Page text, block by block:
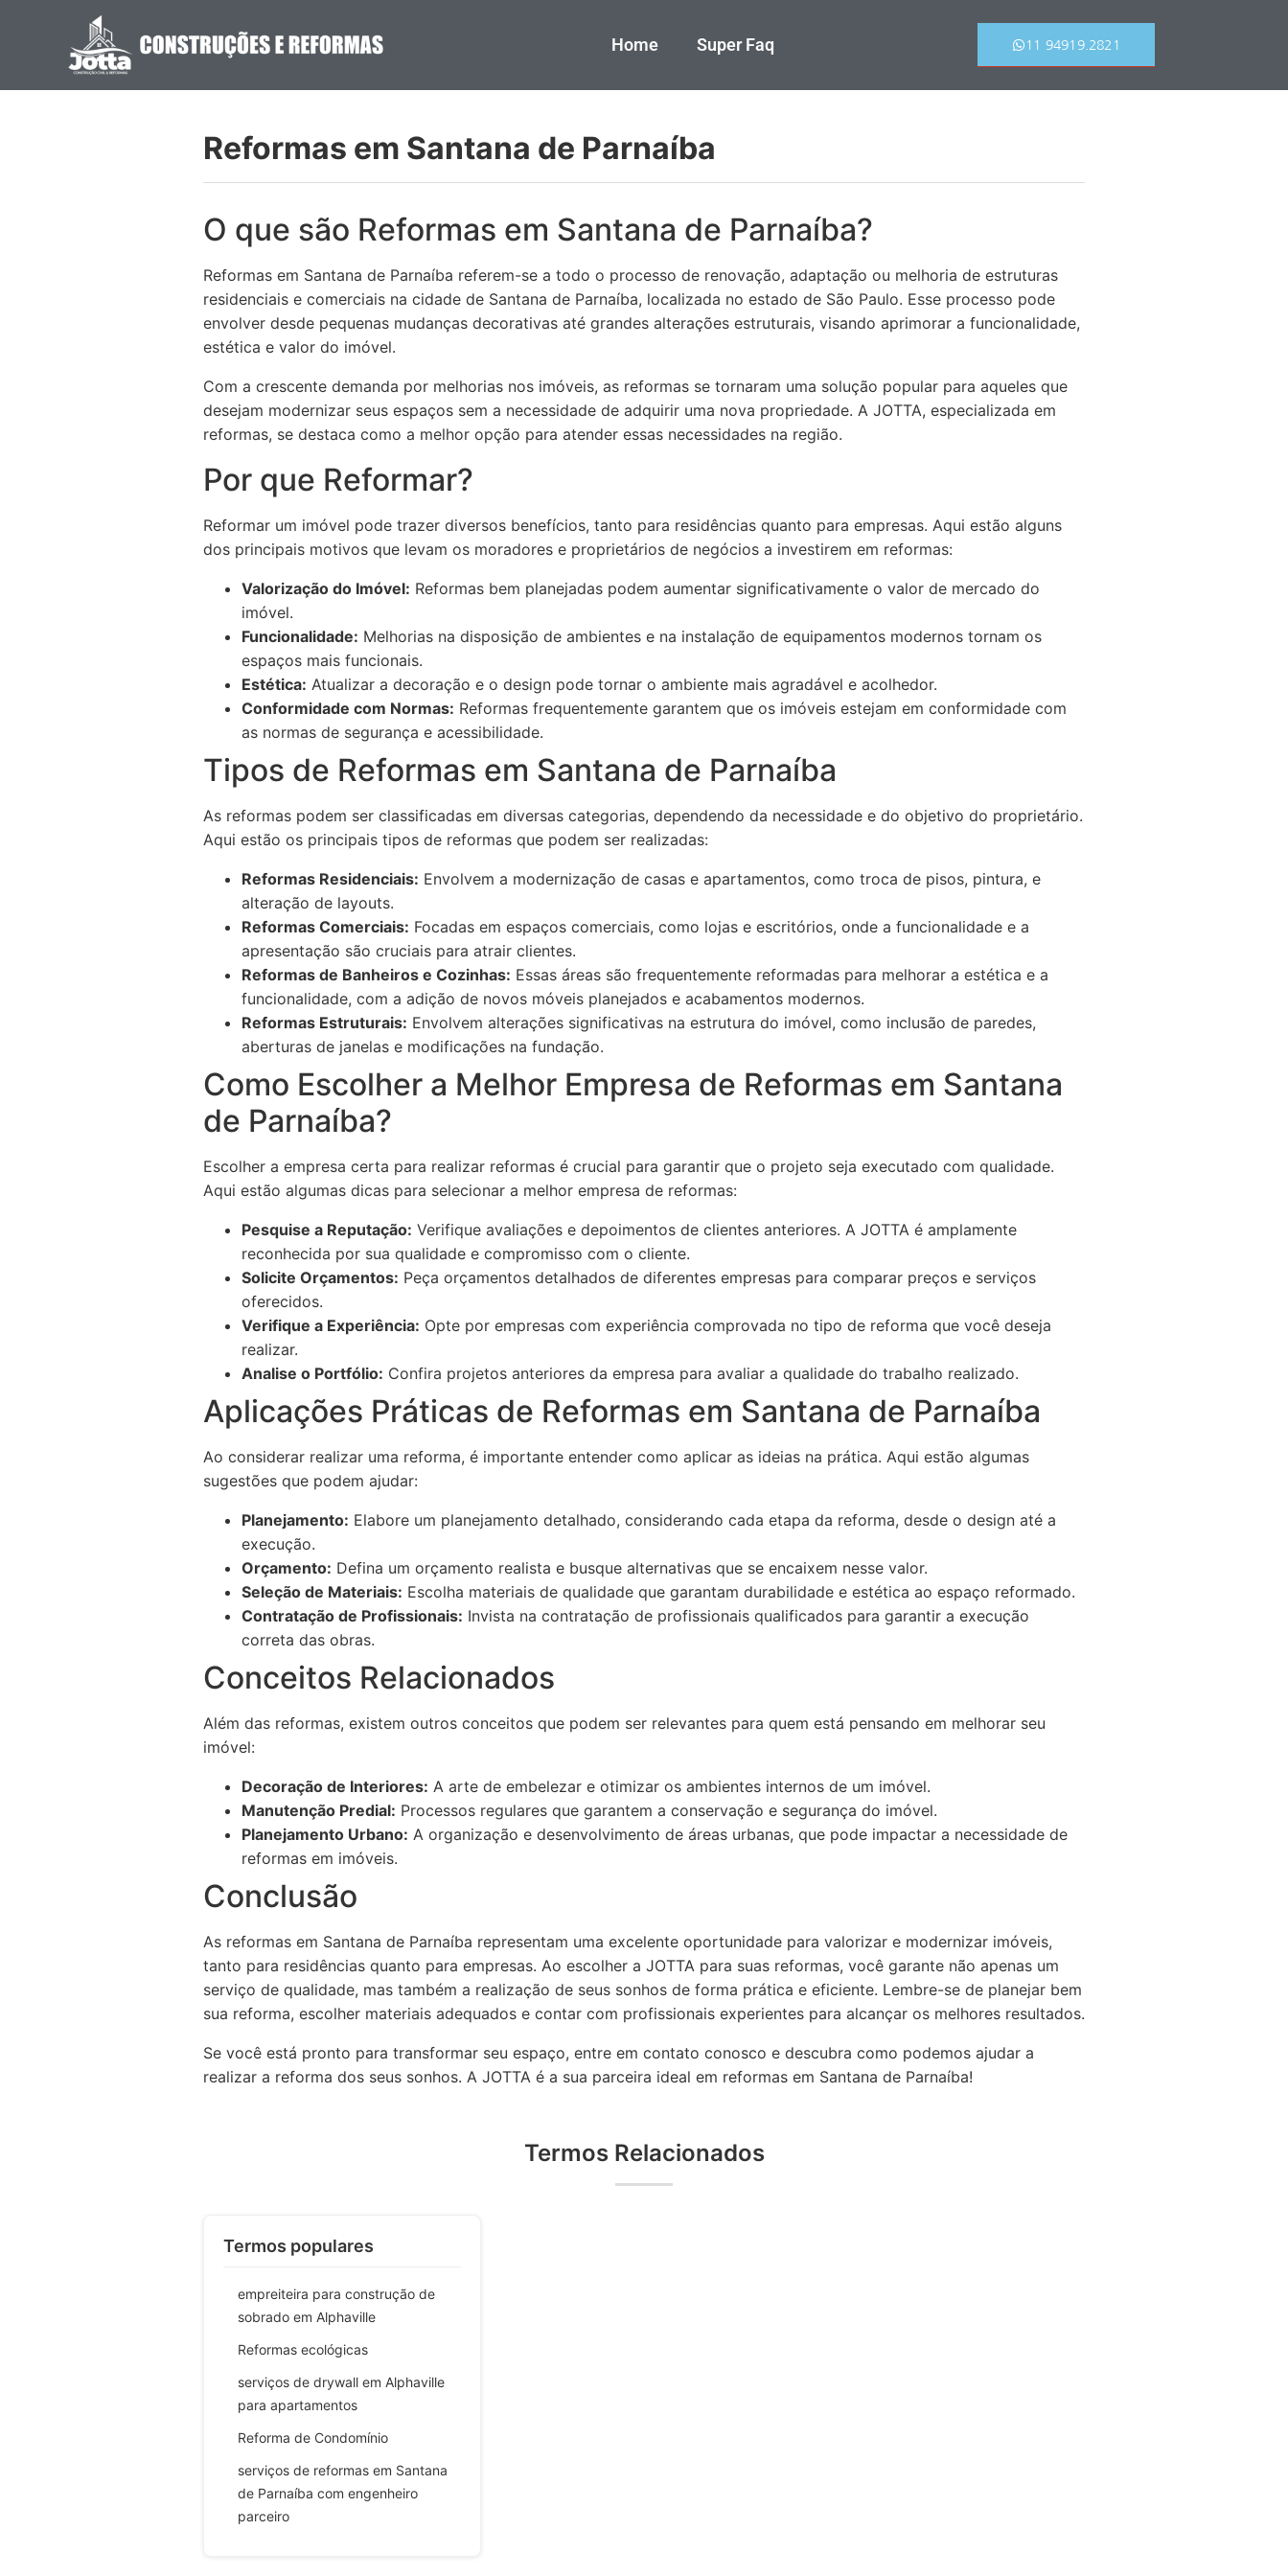
Home Super Faq 11 94919.2821
Reformas em Santana de Parnaíba
O que são Reformas em Santana de Parnaíba?
Reformas em Santana de Parnaíba referem-se a todo o processo de renovação, adaptação ou melhoria de estruturas
residenciais e comerciais na cidade de Santana de Parnaíba, localizada no estado de São Paulo. Esse processo pode
envolver desde pequenas mudanças decorativas até grandes alterações estruturais, visando aprimorar a funcionalidade,
estética e valor do imóvel.
Com a crescente demanda por melhorias nos imóveis, as reformas se tornaram uma solução popular para aqueles que
desejam modernizar seus espaços sem a necessidade de adquirir uma nova propriedade. A JOTTA, especializada em
reformas, se destaca como a melhor opção para atender essas necessidades na região.
Por que Reformar?
Reformar um imóvel pode trazer diversos benefícios, tanto para residências quanto para empresas. Aqui estão alguns
dos principais motivos que levam os moradores e proprietários de negócios a investirem em reformas:
Valorização do Imóvel: Reformas bem planejadas podem aumentar significativamente o valor de mercado do
imóvel.
Funcionalidade: Melhorias na disposição de ambientes e na instalação de equipamentos modernos tornam os
espaços mais funcionais.
Estética: Atualizar a decoração e o design pode tornar o ambiente mais agradável e acolhedor.
Conformidade com Normas: Reformas frequentemente garantem que os imóveis estejam em conformidade com
as normas de segurança e acessibilidade.
Tipos de Reformas em Santana de Parnaíba
As reformas podem ser classificadas em diversas categorias, dependendo da necessidade e do objetivo do proprietário.
Aqui estão os principais tipos de reformas que podem ser realizadas:
Reformas Residenciais: Envolvem a modernização de casas e apartamentos, como troca de pisos, pintura, e
alteração de layouts.
Reformas Comerciais: Focadas em espaços comerciais, como lojas e escritórios, onde a funcionalidade e a
apresentação são cruciais para atrair clientes.
Reformas de Banheiros e Cozinhas: Essas áreas são frequentemente reformadas para melhorar a estética e a
funcionalidade, com a adição de novos móveis planejados e acabamentos modernos.
Reformas Estruturais: Envolvem alterações significativas na estrutura do imóvel, como inclusão de paredes,
aberturas de janelas e modificações na fundação.
Como Escolher a Melhor Empresa de Reformas em Santana
de Parnaíba?
Escolher a empresa certa para realizar reformas é crucial para garantir que o projeto seja executado com qualidade.
Aqui estão algumas dicas para selecionar a melhor empresa de reformas:
Pesquise a Reputação: Verifique avaliações e depoimentos de clientes anteriores. A JOTTA é amplamente
reconhecida por sua qualidade e compromisso com o cliente.
Solicite Orçamentos: Peça orçamentos detalhados de diferentes empresas para comparar preços e serviços
oferecidos.
Verifique a Experiência: Opte por empresas com experiência comprovada no tipo de reforma que você deseja
realizar.
Analise o Portfólio: Confira projetos anteriores da empresa para avaliar a qualidade do trabalho realizado.
Aplicações Práticas de Reformas em Santana de Parnaíba
Ao considerar realizar uma reforma, é importante entender como aplicar as ideias na prática. Aqui estão algumas
sugestões que podem ajudar:
Planejamento: Elabore um planejamento detalhado, considerando cada etapa da reforma, desde o design até a
execução.
Orçamento: Defina um orçamento realista e busque alternativas que se encaixem nesse valor.
Seleção de Materiais: Escolha materiais de qualidade que garantam durabilidade e estética ao espaço reformado.
Contratação de Profissionais: Invista na contratação de profissionais qualificados para garantir a execução
correta das obras.
Conceitos Relacionados
Além das reformas, existem outros conceitos que podem ser relevantes para quem está pensando em melhorar seu
imóvel:
Decoração de Interiores: A arte de embelezar e otimizar os ambientes internos de um imóvel.
Manutenção Predial: Processos regulares que garantem a conservação e segurança do imóvel.
Planejamento Urbano: A organização e desenvolvimento de áreas urbanas, que pode impactar a necessidade de
reformas em imóveis.
Conclusão
As reformas em Santana de Parnaíba representam uma excelente oportunidade para valorizar e modernizar imóveis,
tanto para residências quanto para empresas. Ao escolher a JOTTA para suas reformas, você garante não apenas um
serviço de qualidade, mas também a realização de seus sonhos de forma prática e eficiente. Lembre-se de planejar bem
sua reforma, escolher materiais adequados e contar com profissionais experientes para alcançar os melhores resultados.
Se você está pronto para transformar seu espaço, entre em contato conosco e descubra como podemos ajudar a
realizar a reforma dos seus sonhos. A JOTTA é a sua parceira ideal em reformas em Santana de Parnaíba!
Termos Relacionados
Termos populares
empreiteira para construção de
sobrado em Alphaville
Reformas ecológicas
serviços de drywall em Alphaville
para apartamentos
Reforma de Condomínio
serviços de reformas em Santana
de Parnaíba com engenheiro
parceiro